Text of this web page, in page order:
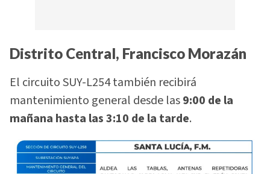
Distrito Central, Francisco Morazán
El circuito SUY-L254 también recibirá
mantenimiento general desde las9:00 de la
mañana hasta las 3:10 de la tarde.